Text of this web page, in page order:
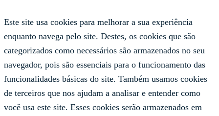
Este site usa cookies para melhorar a sua experiência
enquanto navega pelo site. Destes, os cookies que são
categorizados como necessários são armazenados no seu
navegador, pois são essenciais para o funcionamento das
funcionalidades básicas do site. Também usamos cookies
de terceiros que nos ajudam a analisar e entender como
você usa este site. Esses cookies serão armazenados em